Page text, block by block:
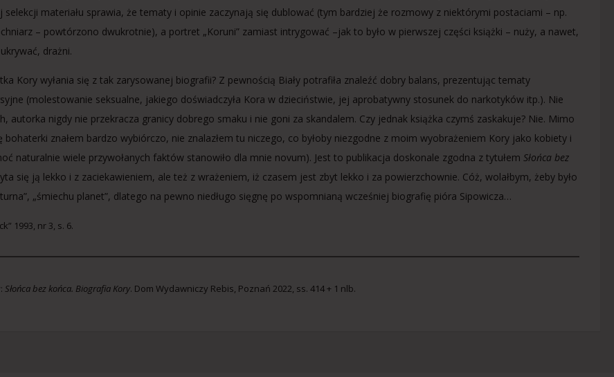
selekcji materiału sprawia, że tematy i opinie zaczynają się dublować (tym bardziej że rozmowy z niektórymi postaciami – np.
– powtórzono dwukrotnie), a portret „Koruni” zamiast intrygować –jak to było w pierwszej części książki – nuży, a nawet,
drażni.
Kory wyłania się z tak zarysowanej biografii? Z pewnością Biały potrafiła znaleźć dobry balans, prezentując tematy
(molestowanie seksualne, jakiego doświadczyła Kora w dzieciństwie, jej aprobatywny stosunek do narkotyków itp.). Nie
autorka nigdy nie przekracza granicy dobrego smaku i nie goni za skandalem. Czy jednak książka czymś zaskakuje? Nie. Mimo
bohaterki znałem bardzo wybiórczo, nie znalazłem tu niczego, co byłoby niezgodne z moim wyobrażeniem Kory jako kobiety i
naturalnie wiele przywołanych faktów stanowiło dla mnie novum). Jest to publikacja doskonale zgodna z tytułem Słońca bez
się ją lekko i z zaciekawieniem, ale też z wrażeniem, iż czasem jest zbyt lekko i za powierzchownie. Cóż, wolałbym, żeby było
„śmiechu planet”, dlatego na pewno niedługo sięgnę po wspomnianą wcześniej biografię pióra Sipowicza…
1993, nr 3, s. 6.
Słońca bez końca. Biografia Kory. Dom Wydawniczy Rebis, Poznań 2022, ss. 414 + 1 nlb.